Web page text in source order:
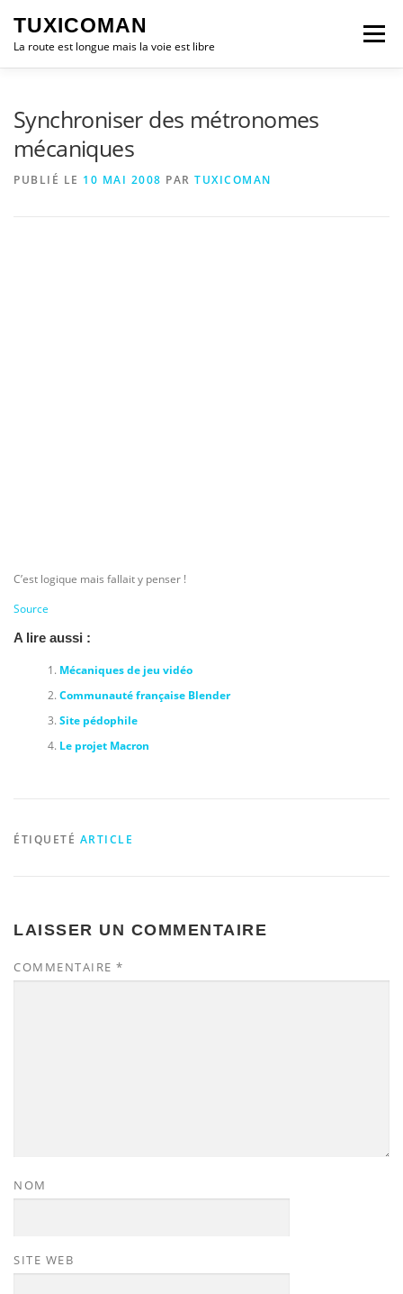
contenu
TUXICOMAN
La route est longue mais la voie est libre
Menu
Synchroniser des métronomes
mécaniques
PUBLIÉ LE 10 MAI 2008 PAR TUXICOMAN
C’est logique mais fallait y penser !
Source
A lire aussi :
Mécaniques de jeu vidéo
Communauté française Blender
Site pédophile
Le projet Macron
ÉTIQUETÉ ARTICLE
LAISSER UN COMMENTAIRE
COMMENTAIRE *
NOM
SITE WEB